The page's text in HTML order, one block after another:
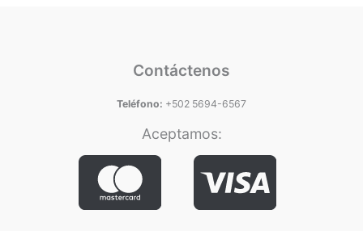
Contáctenos
Teléfono: +502 5694-6567
Aceptamos: